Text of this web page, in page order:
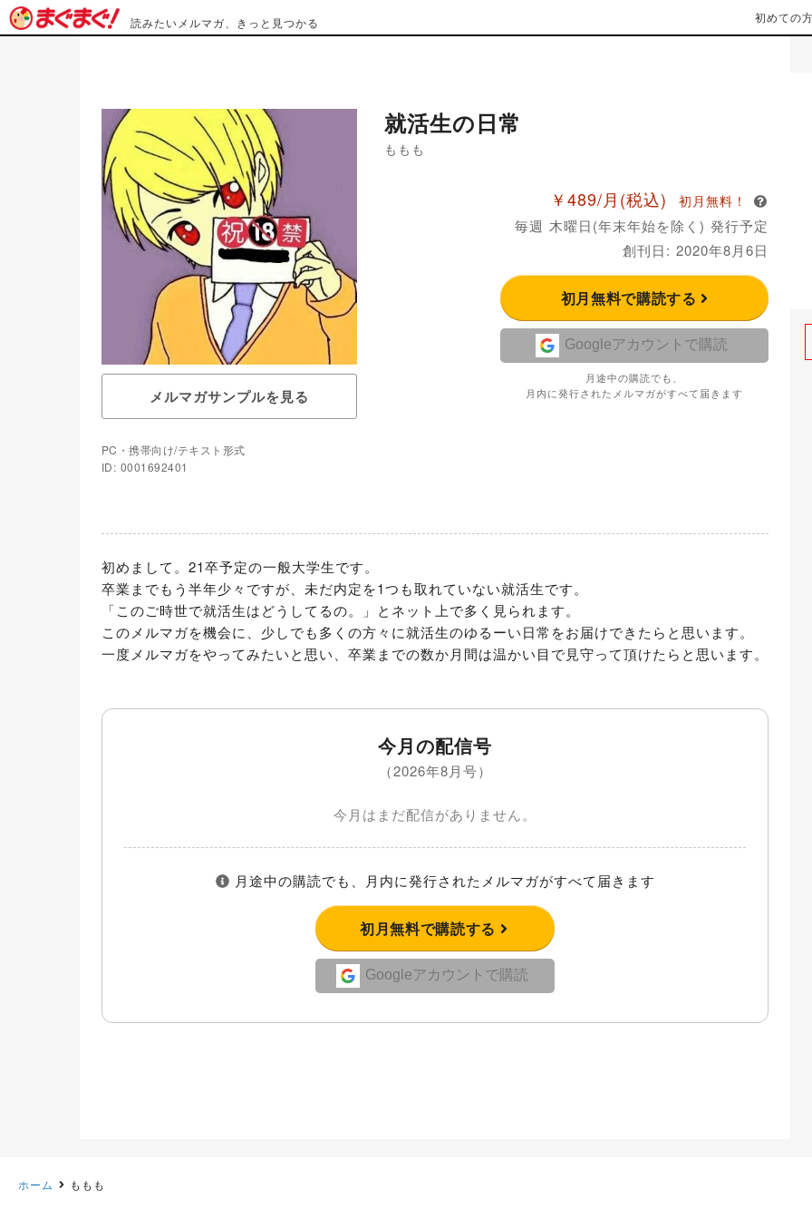
読みたいメルマガ、きっと見つかる 初めての
メルマガサンプルを見る
PC・携帯向け/テキスト形式
ID: 0001692401
就活生の日常
ももも
￥489/月 (税込)
初月無料！
毎週 木曜日(年末年始を除く) 発行予定
創刊日: 2020年8月6日
初月無料で購読する
Googleアカウントで購読
月途中の購読でも、
月内に発行されたメルマガがすべて届きます
初めまして。21卒予定の一般大学生です。
卒業までもう半年少々ですが、未だ内定を1つも取れていない就活生です。
「このご時世で就活生はどうしてるの。」とネット上で多く見られます。
このメルマガを機会に、少しでも多くの方々に就活生のゆるーい日常をお届けできたらと思います。
一度メルマガをやってみたいと思い、卒業までの数か月間は温かい目で見守って頂けたらと思います。
今月の配信号
（2026年8月号）
今月はまだ配信がありません。
月途中の購読でも、月内に発行されたメルマガがすべて届きます
初月無料で購読する
Googleアカウントで購読
ホーム ももも